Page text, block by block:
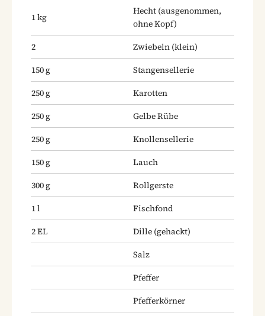
1kg
Hecht (ausgenommen,
ohne Kopf)
2
Zwiebeln (klein)
150g
Stangensellerie
250g
Karotten
250g
Gelbe Rübe
250g
Knollensellerie
150g
Lauch
300g
Rollgerste
1l
Fischfond
2EL Dille (gehackt)
Salz
Pfeffer
Pfefferkörner